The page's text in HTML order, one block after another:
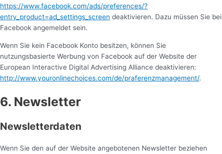
https://www.facebook.com/ads/preferences/?
entry_product=ad_settings_screen deaktivieren. Dazu müssen Sie bei
Facebook angemeldet sein.
Wenn Sie kein Facebook Konto besitzen, können Sie
nutzungsbasierte Werbung von Facebook auf der Website der
European Interactive Digital Advertising Alliance deaktivieren:
http://www.youronlinechoices.com/de/praferenzmanagement/.
6. Newsletter
Newsletterdaten
Wenn Sie den auf der Website angebotenen Newsletter beziehen